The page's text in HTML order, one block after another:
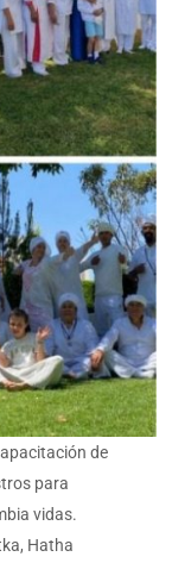
de
para
vidas.
Hatha